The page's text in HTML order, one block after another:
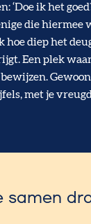
‘Doe ik het
die hiermee
hoe diep het
Een plek
met je
samen